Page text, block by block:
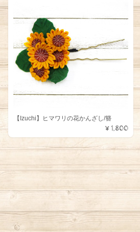
【Izuchi】ヒマワリの花かんざし/簪
¥1,800